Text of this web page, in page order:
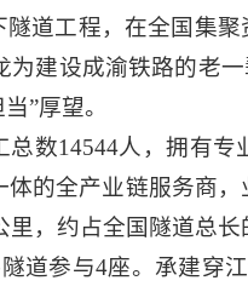
道工程，在全国集
建设成渝铁路的老
”厚望。
数14544人，拥有
的全产业链服务商
，约占全国隧道总
道参与4座。承建穿